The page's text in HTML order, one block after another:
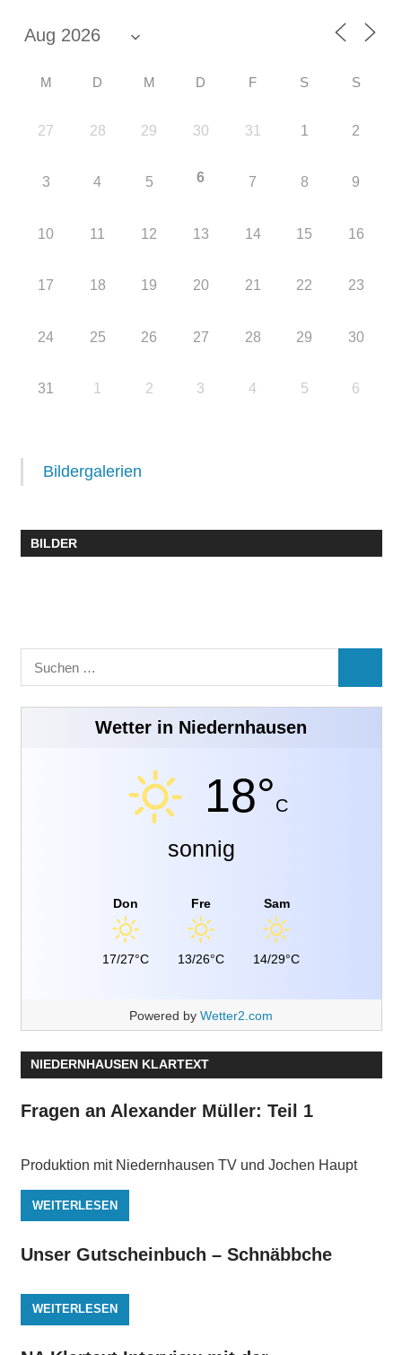
M D M D F S S
27 28 29 30 31 1 2
3 4 5 6 7 8 9
10 11 12 13 14 15 16
17 18 19 20 21 22 23
24 25 26 27 28 29 30
31 1 2 3 4 5 6
Bildergalerien
BILDER
nach:
Wetter in Niedernhausen
18°C
sonnig
Don
17/27°C
Fre
13/26°C
Sam
14/29°C
Powered by Wetter2.com
NIEDERNHAUSEN KLARTEXT
Fragen an Alexander Müller: Teil 1
Produktion mit Niedernhausen TV und Jochen Haupt
WEITERLESEN
Unser Gutscheinbuch – Schnäbbche
WEITERLESEN